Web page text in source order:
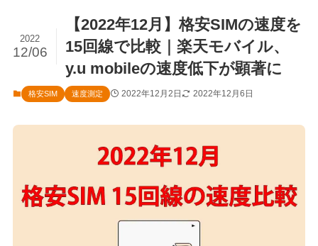
【2022年12月】格安SIMの速度を
15回線で比較｜楽天モバイル、
y.u mobileの速度低下が顕著に
2022
12/06
格安SIM 速度測定 2022年12月2日 2022年12月6日